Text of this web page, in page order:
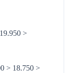
>
> 18.750 >